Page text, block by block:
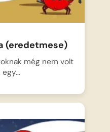
(eredetmese)
még nem volt
egy…